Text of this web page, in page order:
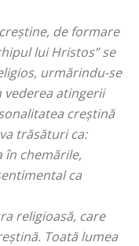
de formare
lui Hristos” se
urmărindu-se
atingerii
creștină
trăsături ca:
în chemările,
ca
religioasă, care
Toată lumea